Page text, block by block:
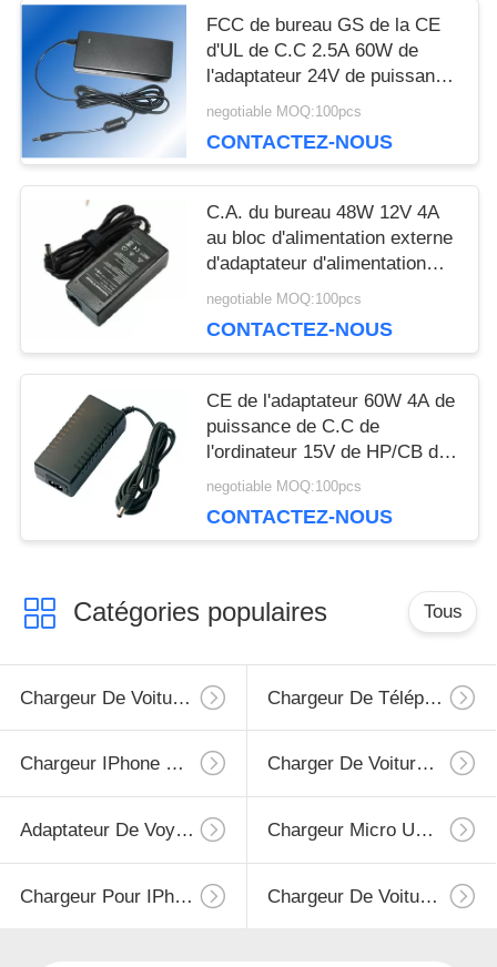
recommend taking the time to set it up properly!""The
Pico 4's visual clarity is fantastic once you dial in the
IPD correctly. The manual adjustment is smooth, and
finding that sweet spot makes all the difference. No
more eye strain during long sessions. Highly
recommend taking the time to set it up properly!""The
Pico 4's visual clarity is fantastic once you dial in the
IPD correctly. The manual adjustment is smooth, and
finding that sweet spot makes all the difference. No
more eye strain during long sessions. Highly r
FCC de bureau GS de la CE
d'UL de C.C 2.5A 60W de
l'adaptateur 24V de puissance
d'Asus Ux31a
negotiable MOQ:100pcs
CONTACTEZ-NOUS
C.A. du bureau 48W 12V 4A
au bloc d'alimentation externe
d'adaptateur d'alimentation
CC/12 volts
negotiable MOQ:100pcs
CONTACTEZ-NOUS
CE de l'adaptateur 60W 4A de
puissance de C.C de
l'ordinateur 15V de HP/CB de
bureau UL60950-1
negotiable MOQ:100pcs
CONTACTEZ-NOUS
Catégories populaires Tous
Chargeur De Voiture Pour Smartphone Chargeur De Téléphone Portable
Chargeur IPhone Rétractable Charger De Voiture USB
Adaptateur De Voyage USB Chargeur Micro USB Rétractable
Chargeur Pour IPhone Chargeur De Voiture D'iphone